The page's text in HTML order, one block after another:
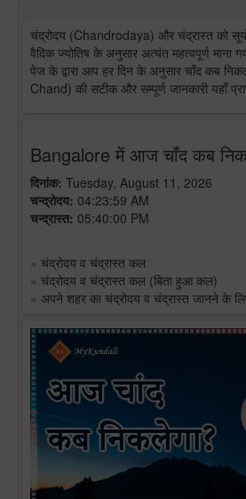
चंद्रोदय (Chandrodaya) और चंद्रास्त को
वैदिक ज्योतिष के अनुसार अत्यंत महत्वपूर्ण
पेज के द्वारा आप हर दिन के अनुसार चाँद कब
Chand) की सटीक और सम्पूर्ण जानकारी यहाँ
Bangalore में आज चाँद कब
दिनांक: Tuesday, August 11, 2026
चन्द्रोदय: 04:23:59 AM
चन्द्रास्त: 05:40:00 PM
» चंद्रोदय व चंद्रास्त कल
» चंद्रोदय व चंद्रास्त कल (बिता हुआ कल)
» अपने शहर का चंद्रोदय व चंद्रास्त जानने के